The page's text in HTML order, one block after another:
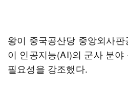
왕이 중국공산당 중앙외사
이 인공지능(AI)의 군사 분
필요성을 강조했다.